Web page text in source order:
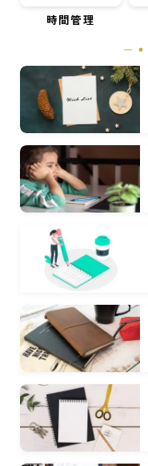
時間管理